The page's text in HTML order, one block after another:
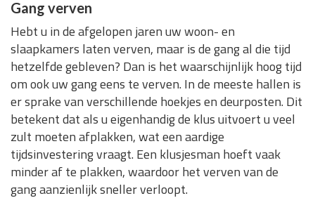
Gang verven
Hebt u in de afgelopen jaren uw woon- en
slaapkamers laten verven, maar is de gang al die tijd
hetzelfde gebleven? Dan is het waarschijnlijk hoog tijd
om ook uw gang eens te verven. In de meeste hallen is
er sprake van verschillende hoekjes en deurposten. Dit
betekent dat als u eigenhandig de klus uitvoert u veel
zult moeten afplakken, wat een aardige
tijdsinvestering vraagt. Een klusjesman hoeft vaak
minder af te plakken, waardoor het verven van de
gang aanzienlijk sneller verloopt.